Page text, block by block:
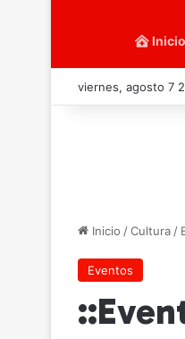
Inicio
viernes, agosto 7
Inicio /Cultura /
Eventos